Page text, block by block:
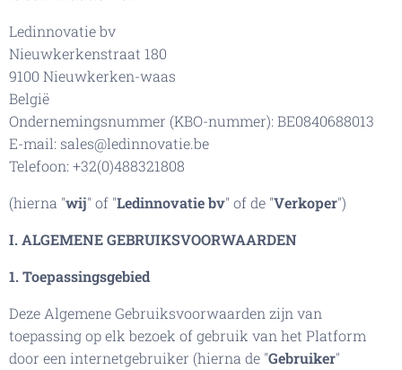
Ledinnovatie bv
Nieuwkerkenstraat 180
9100 Nieuwkerken-waas
België
Ondernemingsnummer (KBO-nummer): BE0840688013
E-mail: sales@ledinnovatie.be
Telefoon: +32(0)488321808
(hierna "wij" of "Ledinnovatie bv" of de "Verkoper")
I. ALGEMENE GEBRUIKSVOORWAARDEN
1. Toepassingsgebied
Deze Algemene Gebruiksvoorwaarden zijn van
toepassing op elk bezoek of gebruik van het Platform
door een internetgebruiker (hierna de "Gebruiker"